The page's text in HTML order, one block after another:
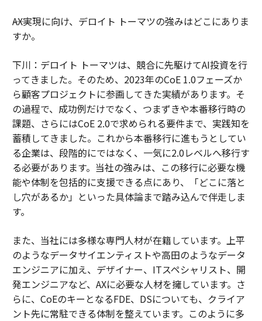
――AX実現に向け、デロイト トーマツの強みはどこにありま
すか。
下川：デロイト トーマツは、競合に先駆けてAI投資を行
ってきました。そのため、2023年のCoE 1.0フェーズか
ら顧客プロジェクトに参画してきた実績があります。そ
の過程で、成功例だけでなく、つまずきや本番移行時の
課題、さらにはCoE 2.0で求められる要件まで、実践知を
蓄積してきました。これから本番移行に進もうとしてい
る企業は、段階的にではなく、一気に2.0レベルへ移行す
る必要があります。当社の強みは、この移行に必要な機
能や体制を包括的に支援できる点にあり、「どこに落と
し穴があるか」といった具体論まで踏み込んで伴走しま
す。
また、当社には多様な専門人材が在籍しています。上平
のようなデータサイエンティストや高田のようなデータ
エンジニアに加え、デザイナー、ITスペシャリスト、開
発エンジニアなど、AXに必要な人材を擁しています。さ
らに、CoEのキーとなるFDE、DSについても、クライア
ント先に常駐できる体制を整えています。このように多